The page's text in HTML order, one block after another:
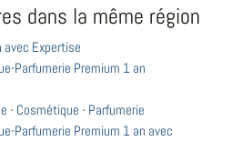
dans la même région
avec Expertise
Parfumerie Premium 1 an
- Cosmétique - Parfumerie
Parfumerie Premium 1 an avec